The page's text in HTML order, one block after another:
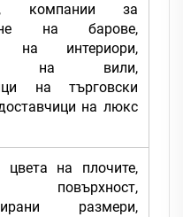
компании за
на барове,
на интериори,
на вили,
на търговски
на люкс
на плочите,
повърхност,
размери,